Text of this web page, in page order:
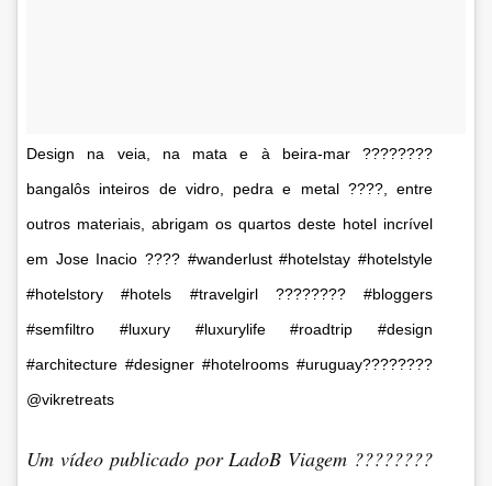
Design na veia, na mata e à beira-mar ????????
bangalôs inteiros de vidro, pedra e metal ????, entre
outros materiais, abrigam os quartos deste hotel incrível
em Jose Inacio ???? #wanderlust #hotelstay #hotelstyle
#hotelstory #hotels #travelgirl ???????? #bloggers
#semfiltro #luxury #luxurylife #roadtrip #design
#architecture #designer #hotelrooms #uruguay????????
@vikretreats
Um vídeo publicado por LadoB Viagem ????????